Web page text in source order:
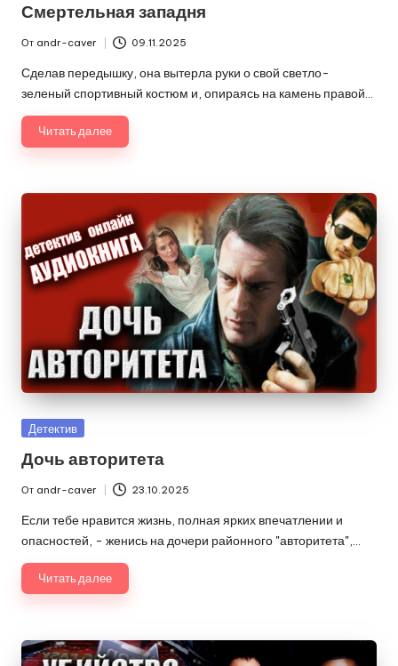
Смертельная западня
от
От andr-caver 09.11.2025
Сделав передышку, она вытерла руки о свой светло-
зеленый спортивный костюм и, опираясь на камень правой…
Читать далее
Опубликовано
Детектив
Дочь авторитета
Запись
от
От andr-caver 23.10.2025
Если тебе нравится жизнь, полная ярких впечатлении и
опасностей, - женись на дочери районного "авторитета",…
Читать далее